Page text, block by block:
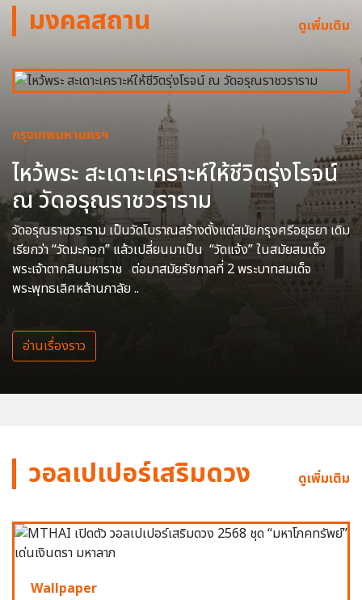
มงคลสถาน ดูเพิ่มเติม
กรุงเทพมหานครฯ
ไหว้พระ สะเดาะเคราะห์ให้ชีวิตรุ่งโรจน์
ณ วัดอรุณราชวราราม
วัดอรุณราชวราราม เป็นวัดโบราณสร้างตั้งแต่สมัยกรุงศรีอยุธยา เดิม
เรียกว่า “วัดมะกอก” แล้วเปลี่ยนมาเป็น “วัดแจ้ง” ในสมัยสมเด็จ
พระเจ้าตากสินมหาราช ต่อมาสมัยรัชกาลที่ 2 พระบาทสมเด็จ
พระพุทธเลิศหล้านภาลัย ..
อ่านเรื่องราว
วอลเปเปอร์เสริมดวง ดูเพิ่มเติม
Wallpaper